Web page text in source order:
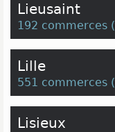
Lieusaint
192 commerces (
Lille
551 commerces (
Lisieux